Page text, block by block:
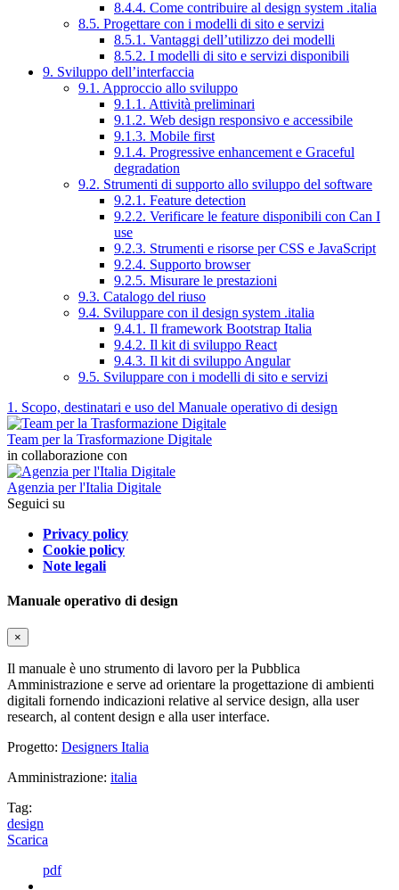
8.4.4. Come contribuire al design system .italia
8.5. Progettare con i modelli di sito e servizi
8.5.1. Vantaggi dell’utilizzo dei modelli
8.5.2. I modelli di sito e servizi disponibili
9. Sviluppo dell’interfaccia
9.1. Approccio allo sviluppo
9.1.1. Attività preliminari
9.1.2. Web design responsivo e accessibile
9.1.3. Mobile first
9.1.4. Progressive enhancement e Graceful
degradation
9.2. Strumenti di supporto allo sviluppo del software
9.2.1. Feature detection
9.2.2. Verificare le feature disponibili con Can I
use
9.2.3. Strumenti e risorse per CSS e JavaScript
9.2.4. Supporto browser
9.2.5. Misurare le prestazioni
9.3. Catalogo del riuso
9.4. Sviluppare con il design system .italia
9.4.1. Il framework Bootstrap Italia
9.4.2. Il kit di sviluppo React
9.4.3. Il kit di sviluppo Angular
9.5. Sviluppare con i modelli di sito e servizi
1. Scopo, destinatari e uso del Manuale operativo di design
Team per la Trasformazione Digitale
in collaborazione con
Agenzia per l'Italia Digitale
Seguici su
Privacy policy
Cookie policy
Note legali
Manuale operativo di design
×
Il manuale è uno strumento di lavoro per la Pubblica
Amministrazione e serve ad orientare la progettazione di ambienti
digitali fornendo indicazioni relative al service design, alla user
research, al content design e alla user interface.
Progetto: Designers Italia
Amministrazione: italia
Tag:
design
Scarica
pdf